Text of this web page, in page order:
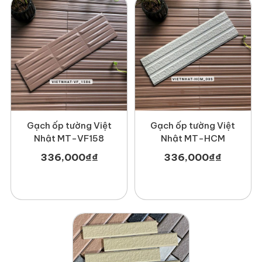
Gạch ốp tường Việt
Nhật MT-VF158
336,000₫₫
Gạch ốp tường Việt
Nhật MT-HCM
336,000₫₫